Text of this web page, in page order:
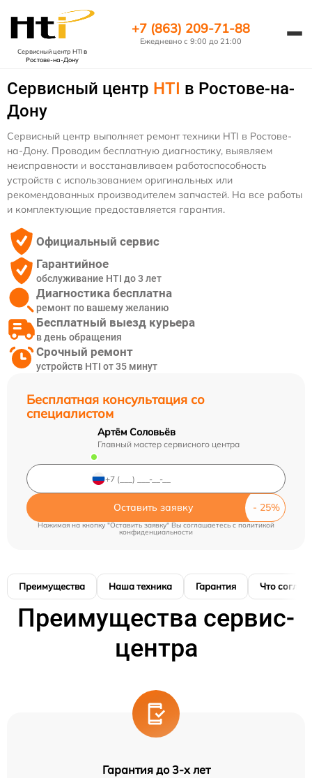
Сервисный центр HTIв
Ростове-на-Дону
+7 (863) 209-71-88
Ежедневно с 9:00 до 21:00
Сервисный центр HTI в Ростове-на-
Дону
Бесплатная консультация со
специалистом
Артём Соловьёв
Главный мастер сервисного центра
Оставить заявку
Нажимая на кнопку "Оставить заявку" Вы соглашаетесь cполитикой
конфиденциальности
Сервисный центр выполняет ремонт техники HTI в Ростове-
на-Дону. Проводим бесплатную диагностику, выявляем
неисправности и восстанавливаем работоспособность
устройств с использованием оригинальных или
рекомендованных производителем запчастей. На все работы
и комплектующие предоставляется гарантия.
Официальный сервис
Гарантийное
обслуживание HTI до 3 лет
Диагностика бесплатна
ремонт по вашему желанию
Бесплатный выезд курьера
в день обращения
Срочный ремонт
устройств HTI от 35 минут
Преимущества Наша техника Гарантия Что
Преимущества сервис-
центра
Гарантия до 3-х лет